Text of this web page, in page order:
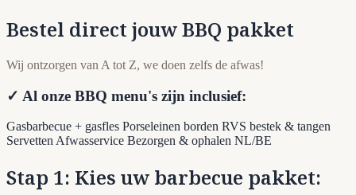
Bestel direct jouw BBQ pakket
Wij ontzorgen van A tot Z, we doen zelfs de afwas!
✓ Al onze BBQ menu's zijn inclusief:
Gasbarbecue + gasfles Porseleinen borden RVS bestek & tangen
Servetten Afwasservice Bezorgen & ophalen NL/BE
Stap 1: Kies uw barbecue pakket: